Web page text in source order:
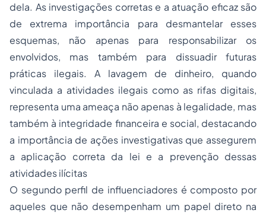
dela. As investigações corretas e a atuação eficaz são
de extrema importância para desmantelar esses
esquemas, não apenas para responsabilizar os
envolvidos, mas também para dissuadir futuras
práticas ilegais. A lavagem de dinheiro, quando
vinculada a atividades ilegais como as rifas digitais,
representa uma ameaça não apenas à legalidade, mas
também à integridade financeira e social, destacando
a importância de ações investigativas que assegurem
a aplicação correta da lei e a prevenção dessas
atividades ilícitas
O segundo perfil de influenciadores é composto por
aqueles que não desempenham um papel direto na